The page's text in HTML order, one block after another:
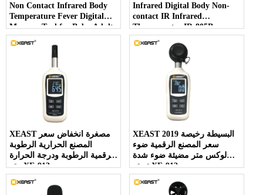
Non Contact Infrared Body
Temperature Fever Digital
Measure Tool for Baby Adult
IR-805
Infrared Digital Body Non-
contact IR Infrared
Thermometer IR-805B
XEAST مصغرة انخفاض سعر
المصنع الحرارية الرطوبة
الرقمية الرطوبة ودرجة الحرارة
متر XE-913
XEAST 2019 البسيطة رخيصة
سعر المصنع الرقمية ضوء
لوكس متر مضيئة ضوء شدة
تستر XE-912